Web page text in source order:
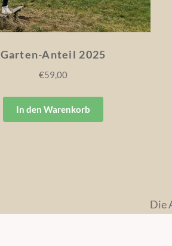
Garten-Anteil 2025
€59,00
In den Warenkorb
Die